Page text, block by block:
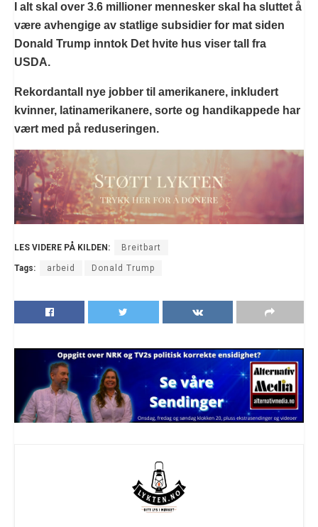
I alt skal over 3.6 millioner mennesker skal ha sluttet å
være avhengige av statlige subsidier for mat siden
Donald Trump inntok Det hvite hus viser tall fra
USDA.
Rekordantall nye jobber til amerikanere, inkludert
kvinner, latinamerikanere, sorte og handikappede har
vært med på reduseringen.
LES VIDERE PÅ KILDEN: Breitbart
Tags: arbeid Donald Trump